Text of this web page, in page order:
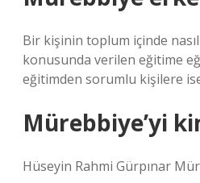
Bir kişinin toplum içinde
konusunda verilen eğitime
eğitimden sorumlu kişilere
Mürebbiye’yi
Hüseyin Rahmi Gürpınar